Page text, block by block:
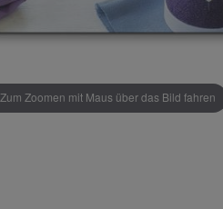
Zum Zoomen mit Maus über das Bild fahren